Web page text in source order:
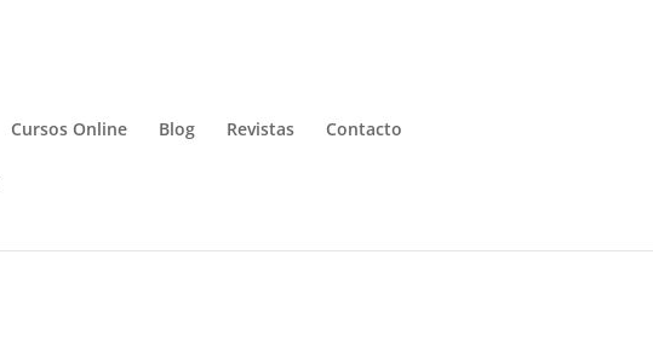
Cursos Online Blog Revistas Contacto